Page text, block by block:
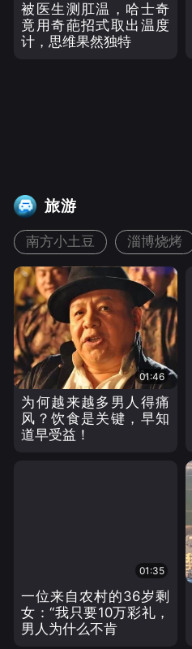
被医生测肛温，哈士奇
竟用奇葩招式取出温度
计，思维果然独特
旅游
南方小土豆 淄博烧烤
01:46
为何越来越多男人得痛
风？饮食是关键，早知
道早受益！
01:35
一位来自农村的36岁剩
女：“我只要10万彩礼，
男人为什么不肯